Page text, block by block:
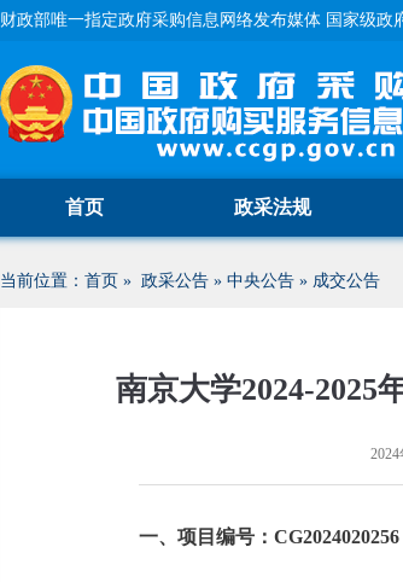
财政部唯一指定政府采购信息网络发布媒体 国家级政
首页 政采法规
当前位置： 首页 » 政采公告 » 中央公告 » 成交公告
南京大学2024-2025
一、项目编号：CG2024020256